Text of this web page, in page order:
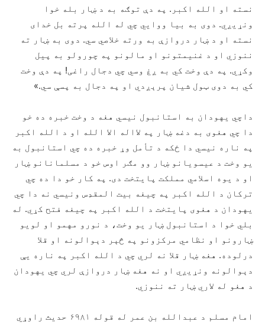
نسته او الله اکبر. په دې توګه به د ښار بله خوا
ونړیږي. دوی به بیا ووايي چي له الله پرته بل خدای
نسته او د ښار دروازې به ورته خلاصي سي. دوی به ښار ته
ننوزي او د غنیمتونو او مالونو په چورولو به پیل
وکړي. په دې وخت کي به ږغ وسي چي دجال راغی! په دې وخت
کي به دوی ټول شیان پرېږدي او په دجال به پسې سي.»
داچي یهودان به استانبول نیسي هغه د وخت خبره ده خو
دا چي هغوی به دغه ښار په لااله الا الله او د الله اکبر
په ناره نیسي دا ځکه د تأمل وړ خبره ده چي استانبول به
یو وخت د عیسویانو ښار وو مګر اوس خو د مسلمانانو ښار
او د یوه اسلامي مملکت پایتخت دی. په کار خو دا ده چي
ترکان د الله اکبر په چیغه بیت المقدِس ونیسي نه دا چي
یهودان د هغوی پایتخت د الله اکبر په چیغه فتح کړي. له
بلي خوا د استانبول ښار یو وخت، د نورو مهمو او لویو
ښارونو او نظامي مرکزونو په څېر دېوالونه او قلا
درلوده. هغه ښار قلا نه لري چي د الله اکبر په ناره یې
دېوالونه ونړیږي او نه هغه ښار دروازې لري چي یهودان
د هغو له لاري ښار ته ننوزي.
امام مسلم د عبدالله بن عمر له قوله ۶۹۸۱ حدیث راوړي